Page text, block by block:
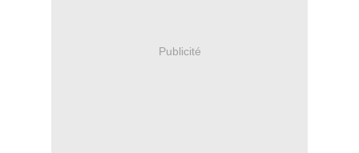
Publicité